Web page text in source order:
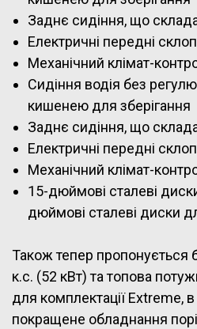
Заднє сидіння, що
Електричні передні
Механічний клімат-
Сидіння водія без
кишенею для зберігання
Заднє сидіння, що
Електричні передні
Механічний клімат-
15-дюймові сталеві
дюймові сталеві диски
Також тепер пропонується
к.с. (52 кВт) та топова
для комплектації Extreme,
покращене обладнання